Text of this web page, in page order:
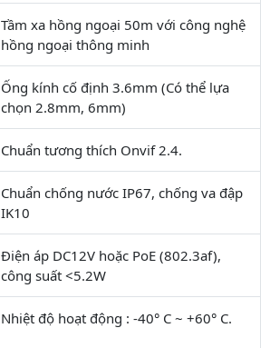
Tầm xa hồng ngoại 50m với công nghệ
hồng ngoại thông minh
Ống kính cố định 3.6mm (Có thể lựa
chọn 2.8mm, 6mm)
Chuẩn tương thích Onvif 2.4.
Chuẩn chống nước IP67, chống va đập
IK10
Điện áp DC12V hoặc PoE (802.3af),
công suất <5.2W
Nhiệt độ hoạt động : -40° C ~ +60° C.